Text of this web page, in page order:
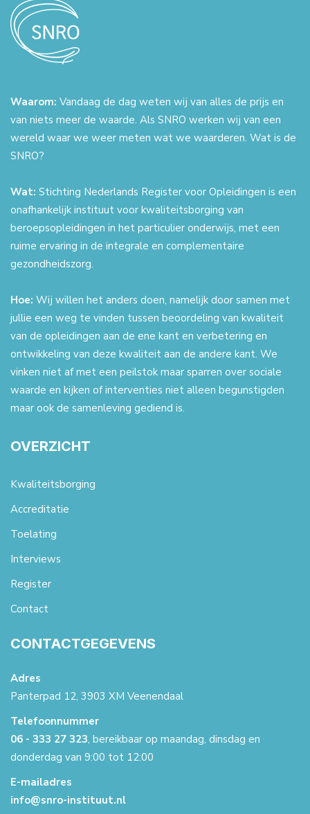
Waarom: Vandaag de dag weten wij van alles de prijs en
van niets meer de waarde. Als SNRO werken wij van een
wereld waar we weer meten wat we waarderen. Wat is de
SNRO?
Wat: Stichting Nederlands Register voor Opleidingen is een
onafhankelijk instituut voor kwaliteitsborging van
beroepsopleidingen in het particulier onderwijs, met een
ruime ervaring in de integrale en complementaire
gezondheidszorg.
Hoe: Wij willen het anders doen, namelijk door samen met
jullie een weg te vinden tussen beoordeling van kwaliteit
van de opleidingen aan de ene kant en verbetering en
ontwikkeling van deze kwaliteit aan de andere kant. We
vinken niet af met een peilstok maar sparren over sociale
waarde en kijken of interventies niet alleen begunstigden
maar ook de samenleving gediend is.
OVERZICHT
Kwaliteitsborging
Accreditatie
Toelating
Interviews
Register
Contact
CONTACTGEGEVENS
Adres
Panterpad 12, 3903 XM Veenendaal
Telefoonnummer
06 - 333 27 323, bereikbaar op maandag, dinsdag en
donderdag van 9:00 tot 12:00
E-mailadres
info@snro-instituut.nl